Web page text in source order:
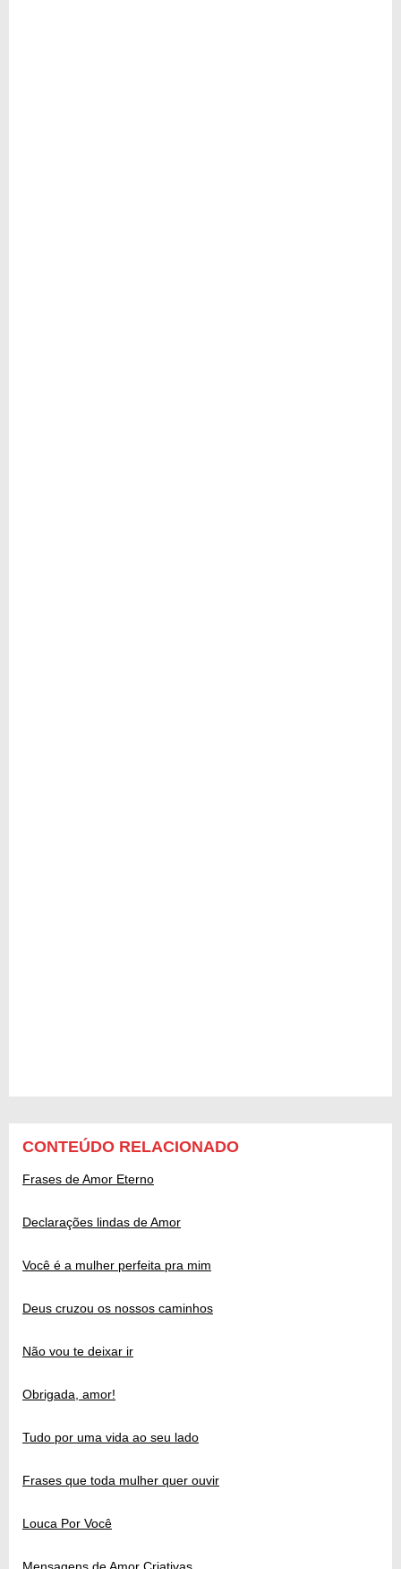
CONTEÚDO RELACIONADO
Frases de Amor Eterno
Declarações lindas de Amor
Você é a mulher perfeita pra mim
Deus cruzou os nossos caminhos
Não vou te deixar ir
Obrigada, amor!
Tudo por uma vida ao seu lado
Frases que toda mulher quer ouvir
Louca Por Você
Mensagens de Amor Criativas